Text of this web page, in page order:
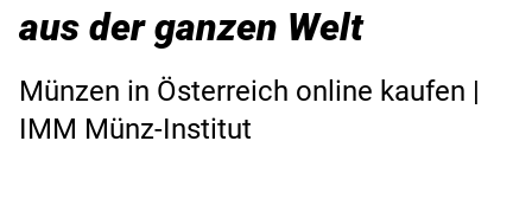
aus der ganzen Welt
Münzen in Österreich online kaufen |
IMM Münz-Institut